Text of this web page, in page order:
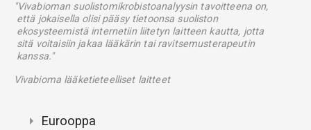
"Vivabioman suolistomikrobistoanalyysin tavoitteena on,
että jokaisella olisi pääsy tietoonsa suoliston
ekosysteemistä internetiin liitetyn laitteen kautta, jotta
sitä voitaisiin jakaa lääkärin tai ravitsemusterapeutin
kanssa."
Vivabioma lääketieteelliset laitteet
Eurooppa